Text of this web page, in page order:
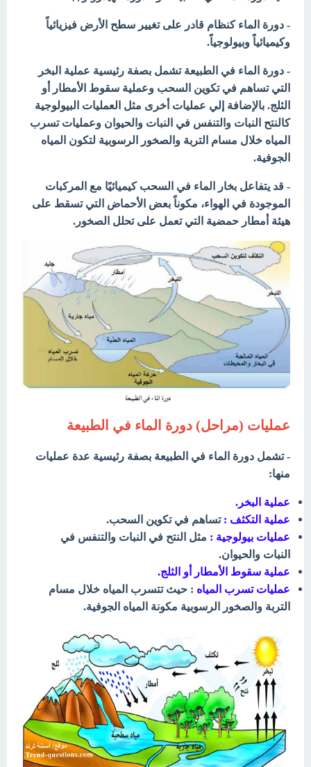
- دورة الماء كنظام قادر على تغيير سطح الأرض فيزيائياً
وكيميائياً وبيولوجياً.
- دورة الماء في الطبيعة تشمل بصفة رئيسية عملية البخر
التي تساهم في تكوين السحب وعملية سقوط الأمطار أو
الثلج. بالإضافة إلي عمليات أخرى مثل العمليات البيولوجية
كالنتح النبات والتنفس في النبات والحيوان وعمليات تسرب
المياه خلال مسام التربة والصخور الرسوبية لتكون المياه
الجوفية.
- قد يتفاعل بخار الماء في السحب كيميائيًا مع المركبات
الموجودة في الهواء، مكوناً بعض الأحماض التي تسقط على
هيئة أمطار حمضية التي تعمل على تحلل الصخور.
عمليات (مراحل) دورة الماء في الطبيعة
- تشمل دورة الماء في الطبيعة بصفة رئيسية عدة عمليات
منها:
عملية البخر.
عملية التكثف : تساهم في تكوين السحب.
عمليات بيولوجية : مثل النتح في النبات والتنفس في
النبات والحيوان.
عملية سقوط الأمطار أو الثلج.
عمليات تسرب المياه : حيث تتسرب المياه خلال مسام
التربة والصخور الرسوبية مكونة المياه الجوفية.